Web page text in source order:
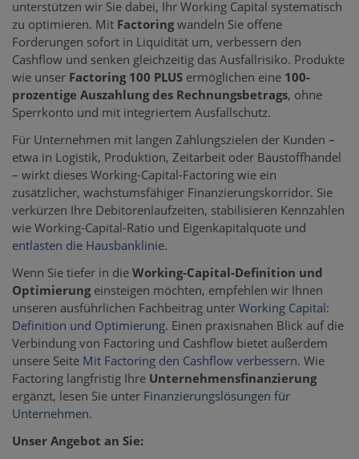
unterstützen wir Sie dabei, Ihr Working Capital systematisch
zu optimieren. Mit Factoringwandeln Sie offene
Forderungen sofort in Liquidität um, verbessern den
Cashflow und senken gleichzeitig das Ausfallrisiko. Produkte
wie unser Factoring 100 PLUS ermöglichen eine 100-
prozentige Auszahlung des Rechnungsbetrags, ohne
Sperrkonto und mit integriertem Ausfallschutz.
Für Unternehmen mit langen Zahlungszielen der Kunden –
etwa in Logistik, Produktion, Zeitarbeit oder Baustoffhandel
– wirkt dieses Working-Capital-Factoring wie ein
zusätzlicher, wachstumsfähiger Finanzierungskorridor. Sie
verkürzen Ihre Debitorenlaufzeiten, stabilisieren Kennzahlen
wie Working-Capital-Ratio und Eigenkapitalquote und
entlasten die Hausbanklinie.
Wenn Sie tiefer in die Working-Capital-Definition und
Optimierungeinsteigen möchten, empfehlen wir Ihnen
unseren ausführlichen Fachbeitrag unter Working Capital:
Definition und Optimierung. Einen praxisnahen Blick auf die
Verbindung von Factoring und Cashflow bietet außerdem
unsere Seite Mit Factoring den Cashflow verbessern. Wie
Factoring langfristig Ihre Unternehmensfinanzierung
ergänzt, lesen Sie unter Finanzierungslösungen für
Unternehmen.
Unser Angebot an Sie: